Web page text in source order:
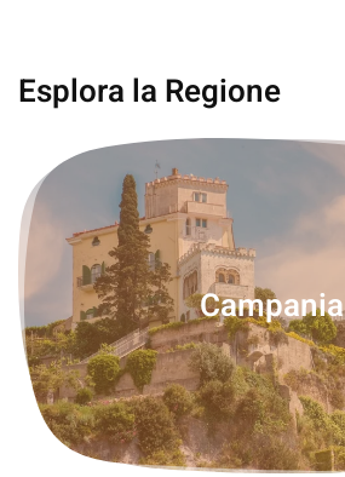
Esplora la Regione
Campania